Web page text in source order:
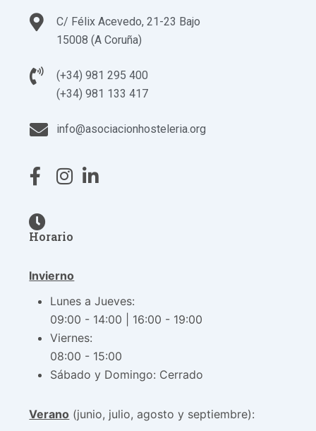
C/ Félix Acevedo, 21-23 Bajo
15008 (A Coruña)
(+34) 981 295 400
(+34) 981 133 417
info@asociacionhosteleria.org
Horario
Invierno
Lunes a Jueves:
09:00 - 14:00 | 16:00 - 19:00
Viernes:
08:00 - 15:00
Sábado y Domingo: Cerrado
Verano (junio, julio, agosto y septiembre):